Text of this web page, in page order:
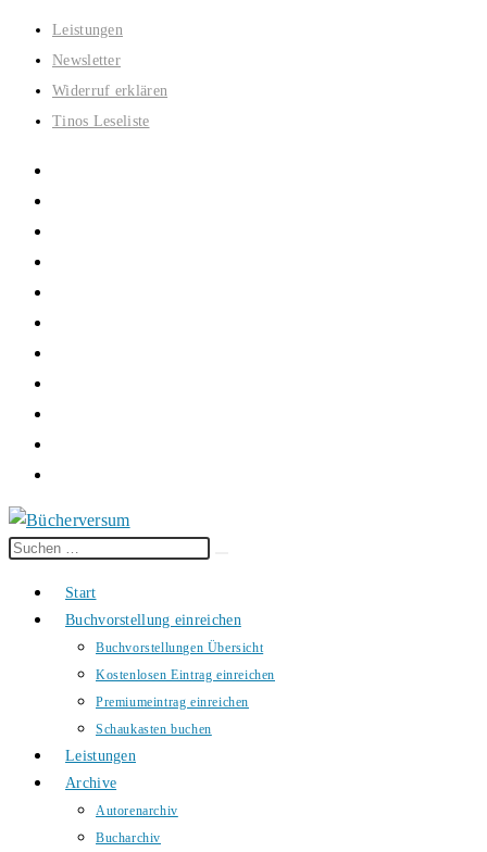
Zum
Inhalt
springen
Leistungen
Newsletter
Widerruf erklären
Tinos Leseliste
Diese
durchsuchen
Start
Buchvorstellung einreichen
Buchvorstellungen Übersicht
Kostenlosen Eintrag einreichen
Premiumeintrag einreichen
Schaukasten buchen
Leistungen
Archive
Autorenarchiv
Bucharchiv